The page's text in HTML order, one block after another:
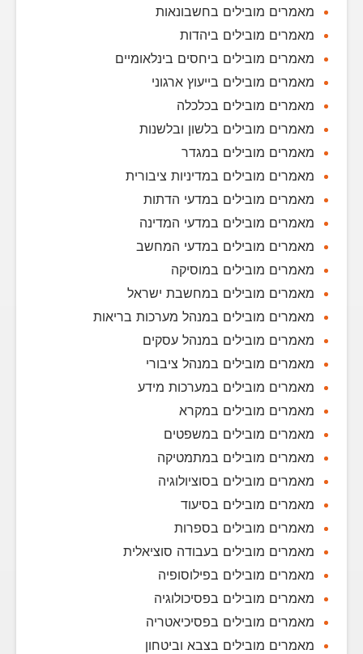
מאמרים מובילים בחשבונאות
מאמרים מובילים ביהדות
מאמרים מובילים ביחסים בינלאומיים
מאמרים מובילים בייעוץ ארגוני
מאמרים מובילים בכלכלה
מאמרים מובילים בלשון ובלשנות
מאמרים מובילים במגדר
מאמרים מובילים במדיניות ציבורית
מאמרים מובילים במדעי הדתות
מאמרים מובילים במדעי המדינה
מאמרים מובילים במדעי המחשב
מאמרים מובילים במוסיקה
מאמרים מובילים במחשבת ישראל
מאמרים מובילים במנהל מערכות בריאות
מאמרים מובילים במנהל עסקים
מאמרים מובילים במנהל ציבורי
מאמרים מובילים במערכות מידע
מאמרים מובילים במקרא
מאמרים מובילים במשפטים
מאמרים מובילים במתמטיקה
מאמרים מובילים בסוציולוגיה
מאמרים מובילים בסיעוד
מאמרים מובילים בספרות
מאמרים מובילים בעבודה סוציאלית
מאמרים מובילים בפילוסופיה
מאמרים מובילים בפסיכולוגיה
מאמרים מובילים בפסיכיאטריה
מאמרים מובילים בצבא וביטחון